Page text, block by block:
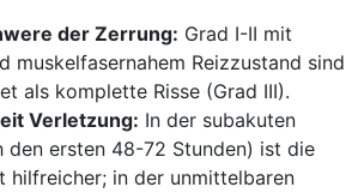
der Zerrung: Grad ‌I-II mit
⁢muskelfasernahem Reizzustand sind
als komplette Risse​ (Grad III).
Verletzung: In ⁤der subakuten
den ‌ersten ⁢48-72 Stunden) ist die⁢
hilfreicher; in⁤ der unmittelbaren